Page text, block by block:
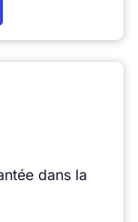
dans la